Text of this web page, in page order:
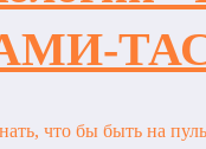
что бы быть на